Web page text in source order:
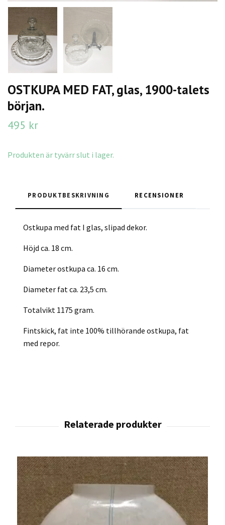
OSTKUPA MED FAT, glas, 1900-talets
början.
495 kr
Produkten är tyvärr slut i lager.
PRODUKTBESKRIVNING RECENSIONER
Ostkupa med fat I glas, slipad dekor.
Höjd ca. 18 cm.
Diameter ostkupa ca. 16 cm.
Diameter fat ca. 23,5 cm.
Totalvikt 1175 gram.
Fintskick, fat inte 100% tillhörande ostkupa, fat
med repor.